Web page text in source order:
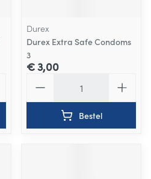
Durex
Durex Extra Safe Condoms
3
€ 3,00
Bestel